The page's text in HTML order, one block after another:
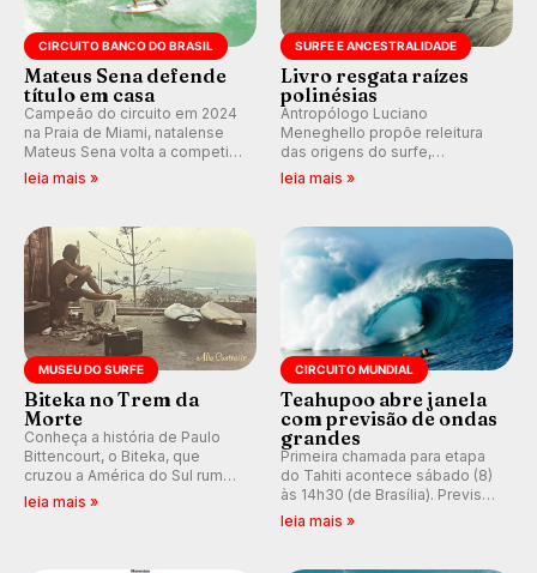
CIRCUITO BANCO DO BRASIL
Mateus Sena defende
título em casa
Campeão do circuito em 2024
na Praia de Miami, natalense
Mateus Sena volta a competir
em casa em busca de manter a
leia mais »
SURFE E ANCESTRALIDADE
Livro resgata raízes
polinésias
Antropólogo Luciano
Meneghello propõe releitura
das origens do surfe,
resgatando a cultura polinésia
prática em esporte e indústria.
leia mais »
MUSEU DO SURFE
Biteka no Trem da
Morte
Conheça a história de Paulo
Bittencourt, o Biteka, que
cruzou a América do Sul rumo
ao Pacífico em uma jornada
leia mais »
CIRCUITO MUNDIAL
Teahupoo abre janela
com previsão de ondas
grandes
Primeira chamada para etapa
do Tahiti acontece sábado (8)
às 14h30 (de Brasília). Previsão
indica swell consistente.
leia mais »